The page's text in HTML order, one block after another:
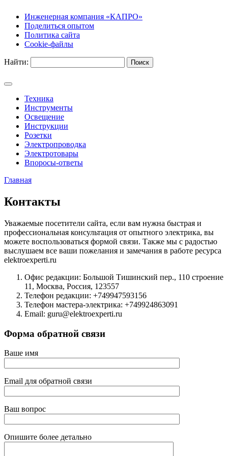
Инженерная компания «КАПРО»
Поделиться опытом
Политика сайта
Сookie-файлы
Найти:
Техника
Инструменты
Освещение
Инструкции
Розетки
Электропроводка
Электротовары
Впоросы-ответы
Главная
Контакты
Уважаемые посетители сайта, если вам нужна быстрая и
профессиональная консультация от опытного электрика, вы
можете воспользоваться формой связи. Также мы с радостью
выслушаем все ваши пожелания и замечания в работе ресурса
elektroexperti.ru
Офис редакции: Большой Тишинский пер., 110 строение
11, Москва, Россия, 123557
Телефон редакции: +749947593156
Телефон мастера-электрика: +749924863091
Email: guru@elektroexperti.ru
Форма обратной связи
Ваше имя
Email для обратной связи
Ваш вопрос
Опишите более детально